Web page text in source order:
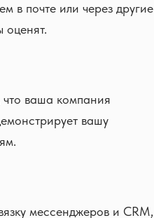
в почте или через другие
оценят.
что ваша компания
вашу
мессенджеров и CRM,